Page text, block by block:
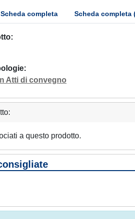
Scheda completa Scheda completa
Atti di convegno
a questo prodotto.